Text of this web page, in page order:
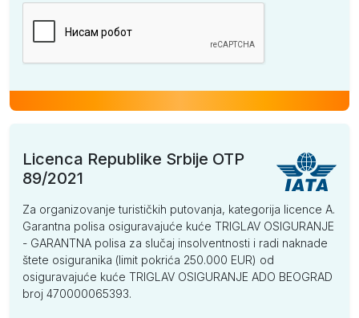
Licenca Republike Srbije OTP
89/2021
Za organizovanje turističkih putovanja, kategorija licence A.
Garantna polisa osiguravajuće kuće TRIGLAV OSIGURANJE
- GARANTNA polisa za slučaj insolventnosti i radi naknade
štete osiguranika (limit pokrića 250.000 EUR) od
osiguravajuće kuće TRIGLAV OSIGURANJE ADO BEOGRAD
broj 470000065393.